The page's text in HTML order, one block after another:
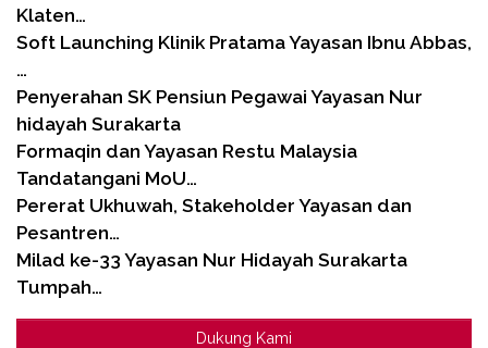
Klaten…
Soft Launching Klinik Pratama Yayasan Ibnu Abbas,
…
Penyerahan SK Pensiun Pegawai Yayasan Nur
hidayah Surakarta
Formaqin dan Yayasan Restu Malaysia
Tandatangani MoU…
Pererat Ukhuwah, Stakeholder Yayasan dan
Pesantren…
Milad ke-33 Yayasan Nur Hidayah Surakarta
Tumpah…
Dukung Kami